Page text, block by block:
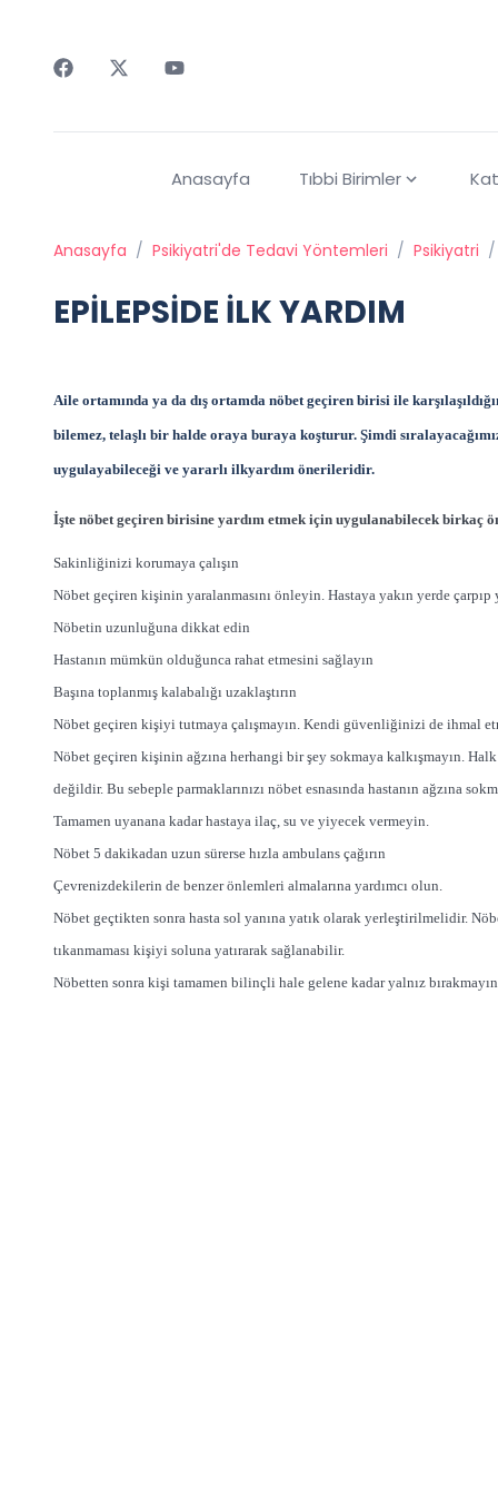
Anasayfa Tıbbi Birimler
Anasayfa / Psikiyatri'de Tedavi Yöntemleri / Psikiyatri /
EPİLEPSİDE İLK YARDIM
Aile ortamında ya da dış ortamda nöbet geçiren birisi ile
bilemez, telaşlı bir halde oraya buraya koşturur. Şimdi
uygulayabileceği ve yararlı ilkyardım önerileridir.
İşte nöbet geçiren birisine yardım etmek için uygulanabilecek birkaç
Sakinliğinizi korumaya çalışın
Nöbet geçiren kişinin yaralanmasını önleyin. Hastaya yakın yerde
Nöbetin uzunluğuna dikkat edin
Hastanın mümkün olduğunca rahat etmesini sağlayın
Başına toplanmış kalabalığı uzaklaştırın
Nöbet geçiren kişiyi tutmaya çalışmayın. Kendi güvenliğinizi de ihmal
Nöbet geçiren kişinin ağzına herhangi bir şey sokmaya kalkışmayın.
değildir. Bu sebeple parmaklarınızı nöbet esnasında hastanın ağzına
Tamamen uyanana kadar hastaya ilaç, su ve yiyecek vermeyin.
Nöbet 5 dakikadan uzun sürerse hızla ambulans çağırın
Çevrenizdekilerin de benzer önlemleri almalarına yardımcı olun.
Nöbet geçtikten sonra hasta sol yanına yatık olarak yerleştirilmelidir.
tıkanmaması kişiyi soluna yatırarak sağlanabilir.
Nöbetten sonra kişi tamamen bilinçli hale gelene kadar yalnız